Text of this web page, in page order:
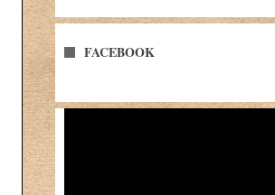
FACEBOOK